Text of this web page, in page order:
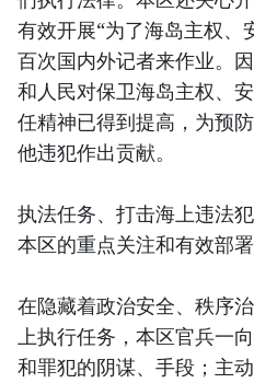
有效开展“为了海岛主权、
百次国内外记者来作业。
和人民对保卫海岛主权、
任精神已得到提高，为预
他违犯作出贡献。
执法任务、打击海上违法
本区的重点关注和有效部署
在隐藏着政治安全、秩序
上执行任务，本区官兵一
和罪犯的阴谋、手段；主